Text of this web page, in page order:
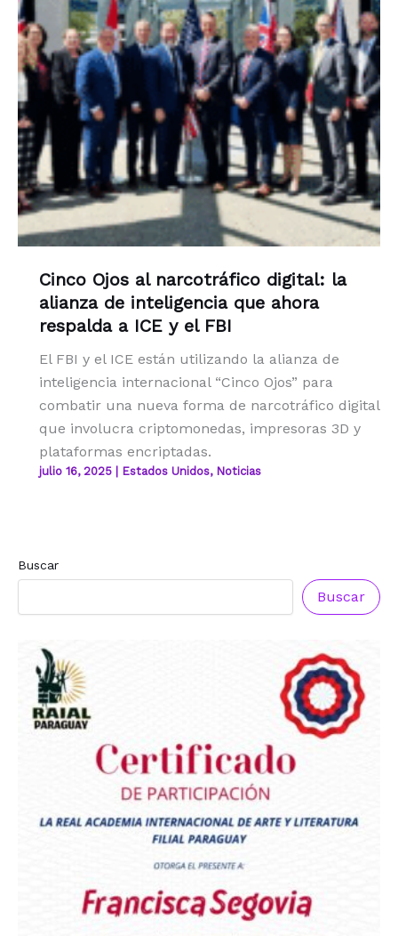
Cinco Ojos al narcotráfico digital: la
alianza de inteligencia que ahora
respalda a ICE y el FBI
El FBI y el ICE están utilizando la alianza de
inteligencia internacional “Cinco Ojos” para
combatir una nueva forma de narcotráfico digital
que involucra criptomonedas, impresoras 3D y
plataformas encriptadas.
julio 16, 2025 Estados Unidos, Noticias
Buscar
Buscar